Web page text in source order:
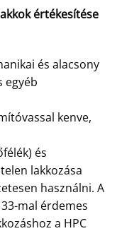
értékesítése
és alacsony
egyéb
kenve,
és
lakkozása
használni. A
mal érdemes
a HPC